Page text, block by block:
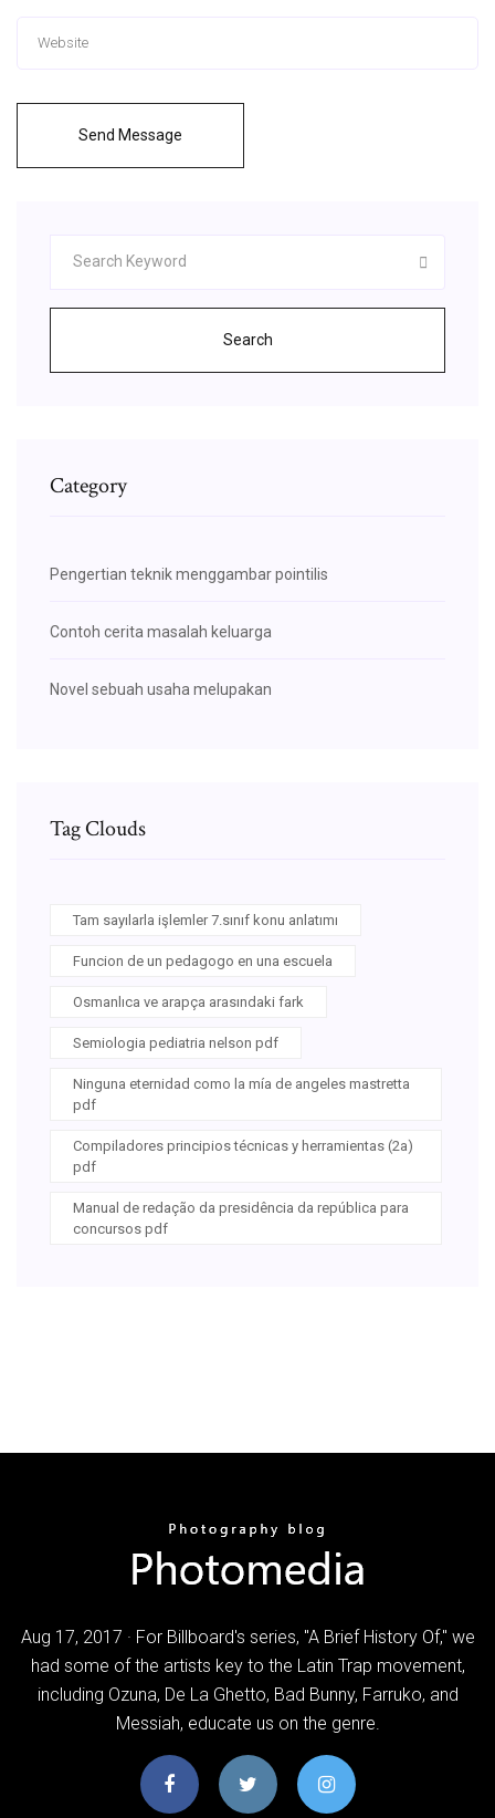
Send Message
Search
Category
Pengertian teknik menggambar pointilis
Contoh cerita masalah keluarga
Novel sebuah usaha melupakan
Tag Clouds
Tam sayılarla işlemler 7.sınıf konu anlatımı
Funcion de un pedagogo en una escuela
Osmanlıca ve arapça arasındaki fark
Semiologia pediatria nelson pdf
Ninguna eternidad como la mía de angeles mastretta
pdf
Compiladores principios técnicas y herramientas (2a)
pdf
Manual de redação da presidência da república para
concursos pdf
Aug 17, 2017 · For Billboard's series, "A Brief History Of," we
had some of the artists key to the Latin Trap movement,
including Ozuna, De La Ghetto, Bad Bunny, Farruko, and
Messiah, educate us on the genre.